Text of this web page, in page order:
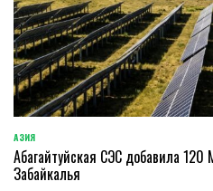
ОПУБЛИКОВАНО
В
АЗИЯ
Абагайтуйская СЭС добавила 120
Забайкалья